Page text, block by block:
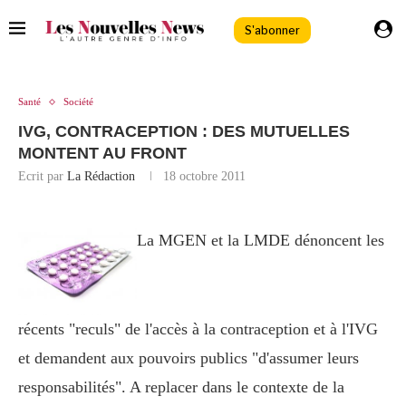
S'abonner
Santé Société
IVG, CONTRACEPTION : DES MUTUELLES
MONTENT AU FRONT
Ecrit par La Rédaction 18 octobre 2011
La MGEN et la LMDE dénoncent les
récents "reculs" de l'accès à la contraception et à l'IVG
et demandent aux pouvoirs publics "d'assumer leurs
responsabilités". A replacer dans le contexte de la